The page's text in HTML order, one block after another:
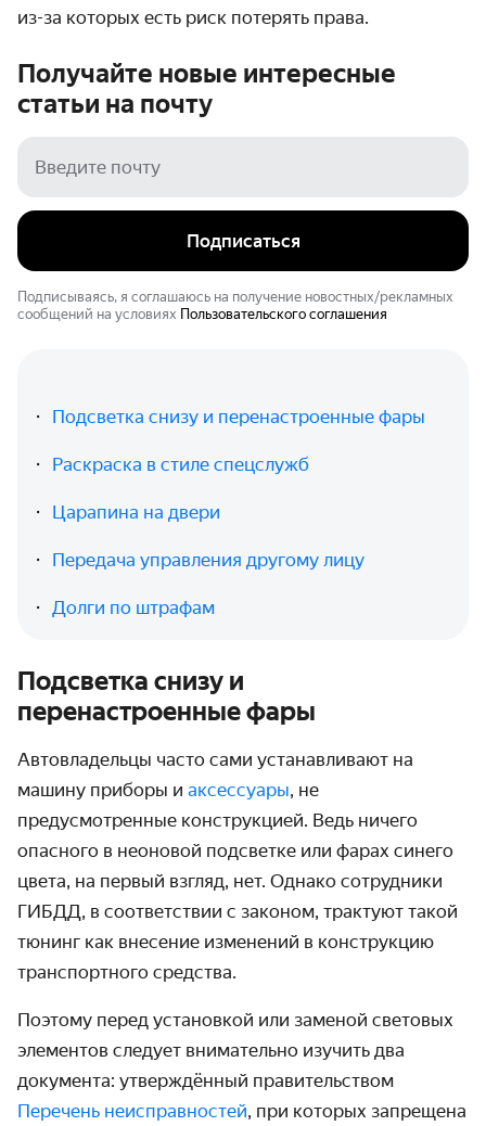
из-за которых есть риск потерять права.
Получайте новые интересные
статьи на почту
Подписаться
Подписываясь, я соглашаюсь на получение новостных/рекламных
сообщений на условиях Пользовательского соглашения
Подсветка снизу и перенастроенные фары
Раскраска в стиле спецслужб
Царапина на двери
Передача управления другому лицу
Долги по штрафам
Подсветка снизу и
перенастроенные фары
Автовладельцы часто сами устанавливают на
машину приборы и аксессуары, не
предусмотренные конструкцией. Ведь ничего
опасного в неоновой подсветке или фарах синего
цвета, на первый взгляд, нет. Однако сотрудники
ГИБДД, в соответствии с законом, трактуют такой
тюнинг как внесение изменений в конструкцию
транспортного средства.
Поэтому перед установкой или заменой световых
элементов следует внимательно изучить два
документа: утверждённый правительством
Перечень неисправностей, при которых запрещена